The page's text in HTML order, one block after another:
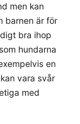
men kan
barnen är för
bra ihop
hundarna
en
vara svår
med